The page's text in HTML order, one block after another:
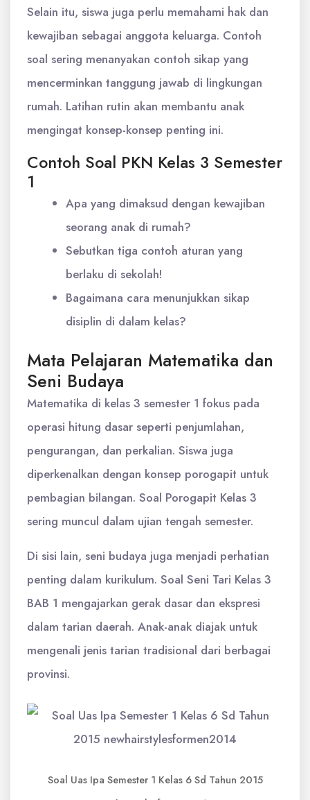
Selain itu, siswa juga perlu memahami hak dan
kewajiban sebagai anggota keluarga. Contoh
soal sering menanyakan contoh sikap yang
mencerminkan tanggung jawab di lingkungan
rumah. Latihan rutin akan membantu anak
mengingat konsep-konsep penting ini.
Contoh Soal PKN Kelas 3 Semester
1
Apa yang dimaksud dengan kewajiban
seorang anak di rumah?
Sebutkan tiga contoh aturan yang
berlaku di sekolah!
Bagaimana cara menunjukkan sikap
disiplin di dalam kelas?
Mata Pelajaran Matematika dan
Seni Budaya
Matematika di kelas 3 semester 1 fokus pada
operasi hitung dasar seperti penjumlahan,
pengurangan, dan perkalian. Siswa juga
diperkenalkan dengan konsep porogapit untuk
pembagian bilangan. Soal Porogapit Kelas 3
sering muncul dalam ujian tengah semester.
Di sisi lain, seni budaya juga menjadi perhatian
penting dalam kurikulum. Soal Seni Tari Kelas 3
BAB 1 mengajarkan gerak dasar dan ekspresi
dalam tarian daerah. Anak-anak diajak untuk
mengenali jenis tarian tradisional dari berbagai
provinsi.
Soal Uas Ipa Semester 1 Kelas 6 Sd Tahun 2015